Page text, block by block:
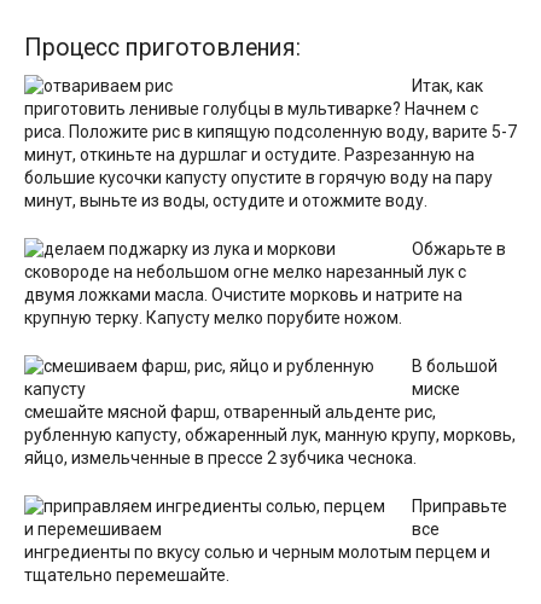
Процесс приготовления:
Итак, как
приготовить ленивые голубцы в мультиварке? Начнем с
риса. Положите рис в кипящую подсоленную воду, варите 5-7
минут, откиньте на дуршлаг и остудите. Разрезанную на
большие кусочки капусту опустите в горячую воду на пару
минут, выньте из воды, остудите и отожмите воду.
Обжарьте в
сковороде на небольшом огне мелко нарезанный лук с
двумя ложками масла. Очистите морковь и натрите на
крупную терку. Капусту мелко порубите ножом.
В большой
миске
смешайте мясной фарш, отваренный альденте рис,
рубленную капусту, обжаренный лук, манную крупу, морковь,
яйцо, измельченные в прессе 2 зубчика чеснока.
Приправьте
все
ингредиенты по вкусу солью и черным молотым перцем и
тщательно перемешайте.